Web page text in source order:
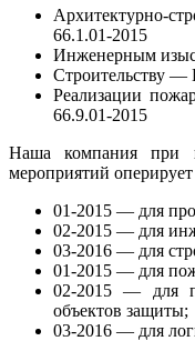
Архитектурно-
66.1.01-2015
Инженерным
Строительству
Реализации
66.9.01-2015
Наша компания при
мероприятий
01-2015 — для
02-2015 — для
03-2016 — для
01-2015 — для
02-2015 — для
объектов защиты;
03-2016 — для